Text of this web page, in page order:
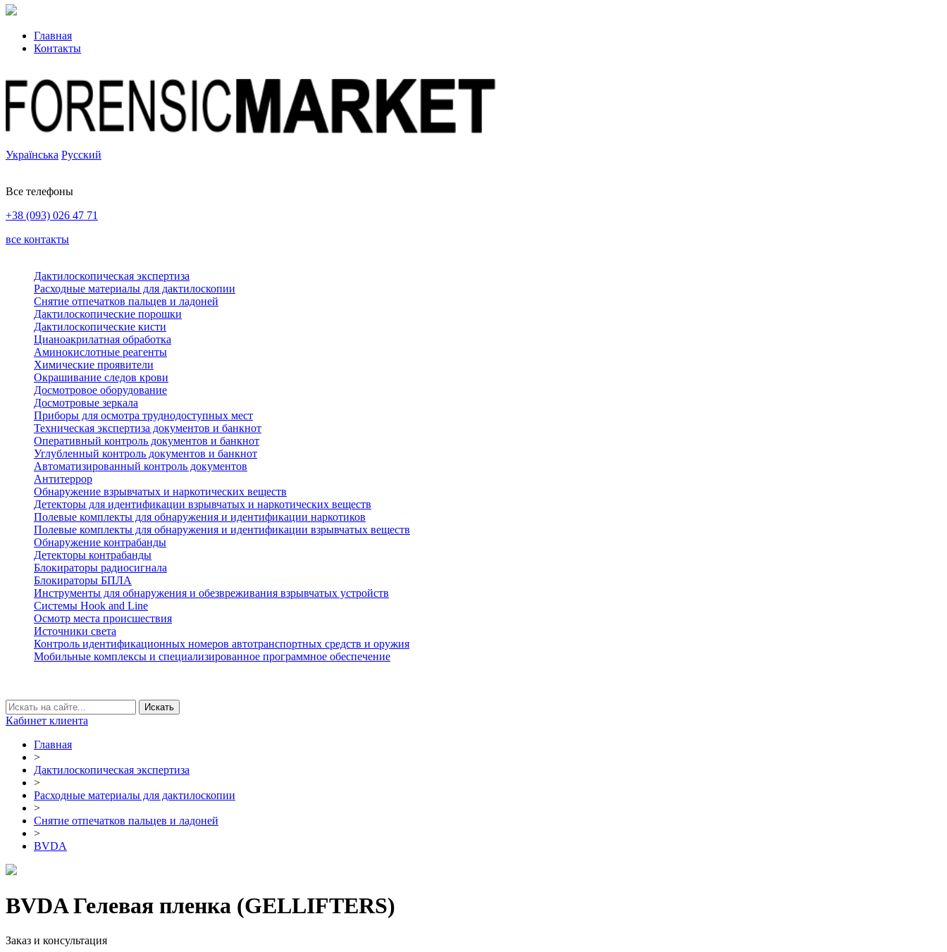
Главная
Контакты
Українська Русский
Все телефоны
+38 (093) 026 47 71
все контакты
Дактилоскопическая экспертиза
Расходные материалы для дактилоскопии
Снятие отпечатков пальцев и ладоней
Дактилоскопические порошки
Дактилоскопические кисти
Цианоакрилатная обработка
Аминокислотные реагенты
Химические проявители
Окрашивание следов крови
Досмотровое оборудование
Досмотровые зеркала
Приборы для осмотра труднодоступных мест
Техническая экспертиза документов и банкнот
Оперативный контроль документов и банкнот
Углубленный контроль документов и банкнот
Автоматизированный контроль документов
Антитеррор
Обнаружение взрывчатых и наркотических веществ
Детекторы для идентификации взрывчатых и наркотических веществ
Полевые комплекты для обнаружения и идентификации наркотиков
Полевые комплекты для обнаружения и идентификации взрывчатых веществ
Обнаружение контрабанды
Детекторы контрабанды
Блокираторы радиосигнала
Блокираторы БПЛА
Инструменты для обнаружения и обезвреживания взрывчатых устройств
Системы Hook and Line
Осмотр места происшествия
Источники света
Контроль идентификационных номеров автотранспортных средств и оружия
Мобильные комплексы и специализированное программное обеспечение
Кабинет клиента
Главная
>
Дактилоскопическая экспертиза
>
Расходные материалы для дактилоскопии
>
Снятие отпечатков пальцев и ладоней
>
BVDA
BVDA Гелевая пленка (GELLIFTERS)
Заказ и консультация